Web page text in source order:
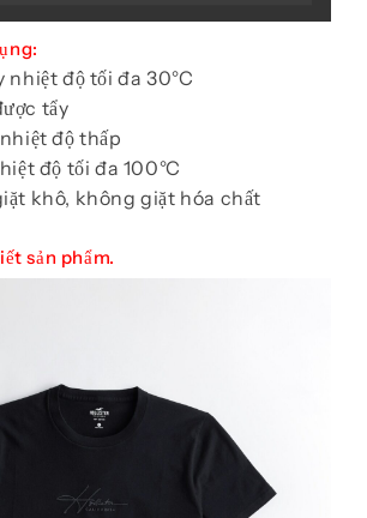
nhiệt độ tối đa 30°C
tẩy
độ thấp
độ tối đa 100°C
khô, không giặt hóa chất
sản phẩm.